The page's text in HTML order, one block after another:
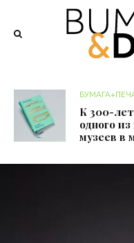
К 300-
одного
музеев в